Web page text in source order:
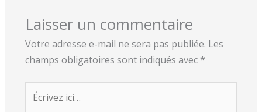
Laisser un commentaire
Votre adresse e-mail ne sera pas publiée. Les
champs obligatoires sont indiqués avec *
Écrivez
ici…